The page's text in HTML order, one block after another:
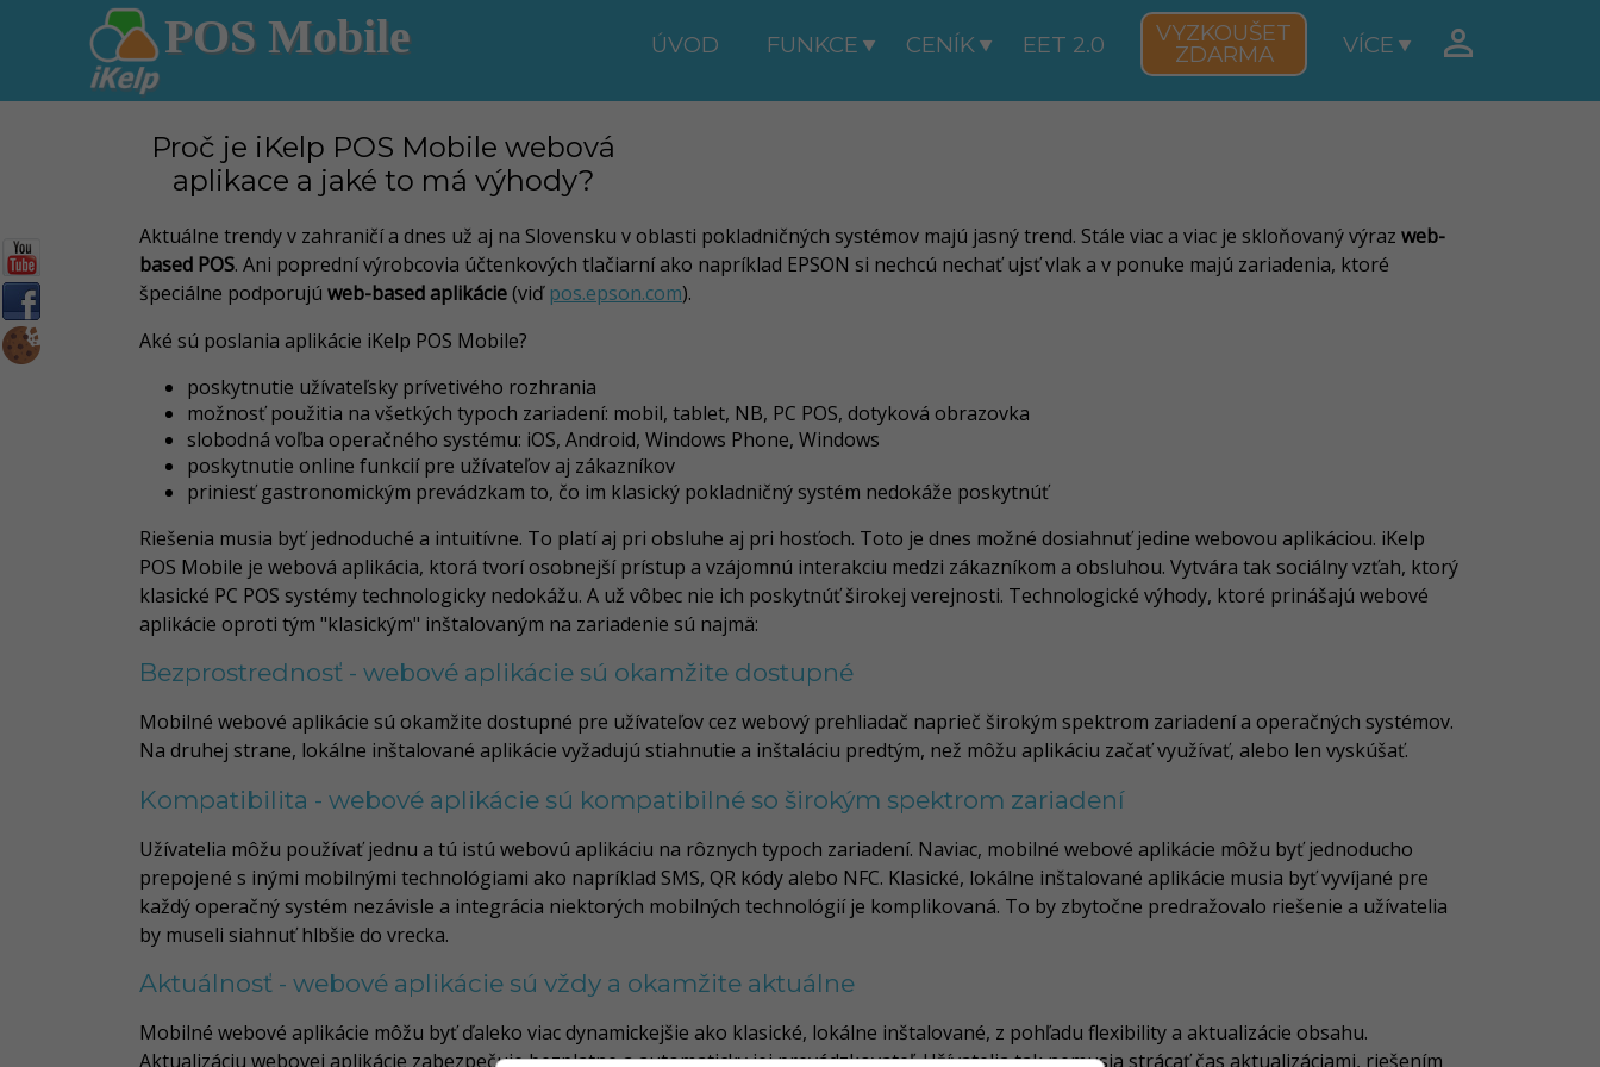
POS Mobile ÚVOD FUNKCE CENÍK EET 2.0 VYZKOUŠET
ZDARMA VÍCE

Proč je iKelp POS Mobile webová
aplikace a jaké to má výhody?
Aktuálne trendy v zahraničí a dnes už aj na Slovensku v oblasti pokladničných systémov majú jasný trend. Stále viac a viac je skloňovaný výraz web-
based POS. Ani poprední výrobcovia účtenkových tlačiarní ako napríklad EPSON si nechcú nechať ujsť vlak a v ponuke majú zariadenia, ktoré
špeciálne podporujú web-based aplikácie(viď pos.epson.com).
Aké sú poslania aplikácie iKelp POS Mobile?
poskytnutie užívateľsky prívetivého rozhrania
možnosť použitia na všetkých typoch zariadení: mobil, tablet, NB, PC POS, dotyková obrazovka
slobodná voľba operačného systému: iOS, Android, Windows Phone, Windows
poskytnutie online funkcií pre užívateľov aj zákazníkov
priniesť gastronomickým prevádzkam to, čo im klasický pokladničný systém nedokáže poskytnúť
Riešenia musia byť jednoduché a intuitívne. To platí aj pri obsluhe aj pri hosťoch. Toto je dnes možné dosiahnuť jedine webovou aplikáciou. iKelp
POS Mobile je webová aplikácia, ktorá tvorí osobnejší prístup a vzájomnú interakciu medzi zákazníkom a obsluhou. Vytvára tak sociálny vzťah, ktorý
klasické PC POS systémy technologicky nedokážu. A už vôbec nie ich poskytnúť širokej verejnosti. Technologické výhody, ktoré prinášajú webové
aplikácie oproti tým "klasickým" inštalovaným na zariadenie sú najmä:
Bezprostrednosť - webové aplikácie sú okamžite dostupné
Mobilné webové aplikácie sú okamžite dostupné pre užívateľov cez webový prehliadač naprieč širokým spektrom zariadení a operačných systémov.
Na druhej strane, lokálne inštalované aplikácie vyžadujú stiahnutie a inštaláciu predtým, než môžu aplikáciu začať využívať, alebo len vyskúšať.
Kompatibilita - webové aplikácie sú kompatibilné so širokým spektrom zariadení
Užívatelia môžu používať jednu a tú istú webovú aplikáciu na rôznych typoch zariadení. Naviac, mobilné webové aplikácie môžu byť jednoducho
prepojené s inými mobilnými technológiami ako napríklad SMS, QR kódy alebo NFC. Klasické, lokálne inštalované aplikácie musia byť vyvíjané pre
každý operačný systém nezávisle a integrácia niektorých mobilných technológií je komplikovaná. To by zbytočne predražovalo riešenie a užívatelia
by museli siahnuť hlbšie do vrecka.
Aktuálnosť - webové aplikácie sú vždy a okamžite aktuálne
Mobilné webové aplikácie môžu byť ďaleko viac dynamickejšie ako klasické, lokálne inštalované, z pohľadu flexibility a aktualizácie obsahu.
Aktualizáciu webovej aplikácie zabezpečuje bezplatne a automaticky jej prevádzkovateľ. Užívatelia tak nemusia strácať čas aktualizáciami, riešením